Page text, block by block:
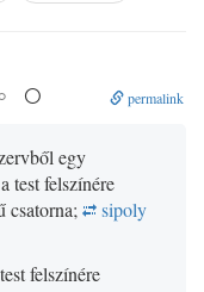
 permalink
egy
test felszínére
csatorna;
sipoly
felszínére